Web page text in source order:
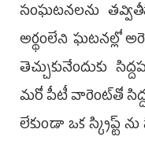
సంఘటనలను
అర్థంలేని ఘటనల్లో
తెచ్చుకునేందుకు
మరో పీటీ వారెంట్‌తో
లేకుండా ఒక స్క్రిప్ట్